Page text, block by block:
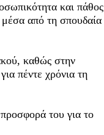
και πάθος
από τη σπουδαία
καθώς στην
πέντε χρόνια τη
του για το